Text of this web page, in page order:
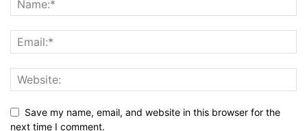
Save my name, email, and website in this browser for the
next time I comment.